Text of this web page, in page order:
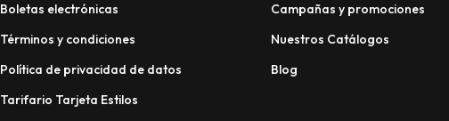
Boletas electrónicas
Términos y condiciones
Política de privacidad de datos
Tarifario Tarjeta Estilos
Campañas y promociones
Nuestros Catálogos
Blog